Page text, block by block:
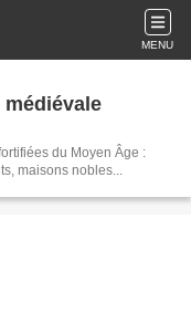
MENU
du Moyen Âge :
maisons nobles...